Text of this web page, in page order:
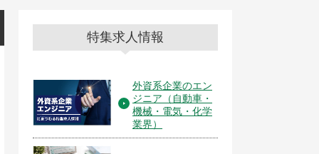
特集求人情報
外資系企業のエン
ジニア（自動車・
機械・電気・化学
業界）